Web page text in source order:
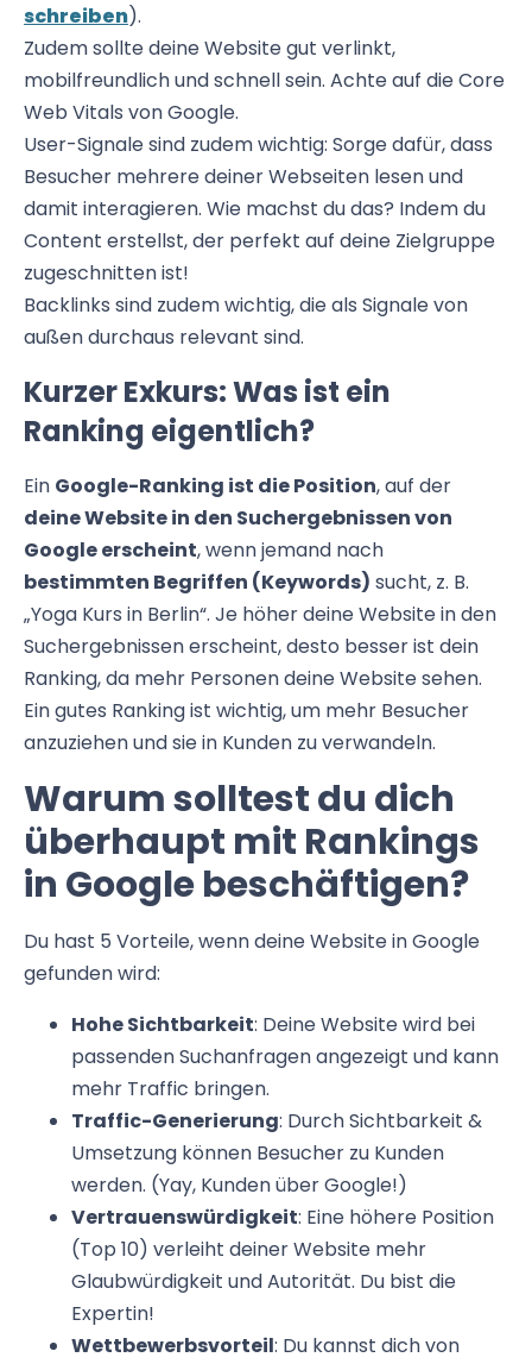
schreiben).
Zudem sollte deine Website gut verlinkt,
mobilfreundlich und schnell sein. Achte auf die Core
Web Vitals von Google.
User-Signale sind zudem wichtig: Sorge dafür, dass
Besucher mehrere deiner Webseiten lesen und
damit interagieren. Wie machst du das? Indem du
Content erstellst, der perfekt auf deine Zielgruppe
zugeschnitten ist!
Backlinks sind zudem wichtig, die als Signale von
außen durchaus relevant sind.
Kurzer Exkurs: Was ist ein
Ranking eigentlich?
Ein Google-Ranking ist die Position, auf der
deine Website in den Suchergebnissen von
Google erscheint, wenn jemand nach
bestimmten Begriffen (Keywords) sucht, z. B.
„Yoga Kurs in Berlin“. Je höher deine Website in den
Suchergebnissen erscheint, desto besser ist dein
Ranking, da mehr Personen deine Website sehen.
Ein gutes Ranking ist wichtig, um mehr Besucher
anzuziehen und sie in Kunden zu verwandeln.
Warum solltest du dich
überhaupt mit Rankings
in Google beschäftigen?
Du hast 5 Vorteile, wenn deine Website in Google
gefunden wird:
Hohe Sichtbarkeit: Deine Website wird bei
passenden Suchanfragen angezeigt und kann
mehr Traffic bringen.
Traffic-Generierung: Durch Sichtbarkeit &
Umsetzung können Besucher zu Kunden
werden. (Yay, Kunden über Google!)
Vertrauenswürdigkeit: Eine höhere Position
(Top 10) verleiht deiner Website mehr
Glaubwürdigkeit und Autorität. Du bist die
Expertin!
Wettbewerbsvorteil: Du kannst dich von